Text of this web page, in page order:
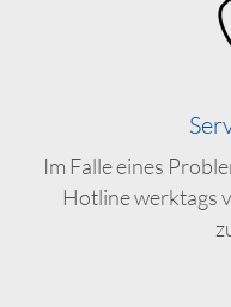
Im Falle eines
Hotline werktags